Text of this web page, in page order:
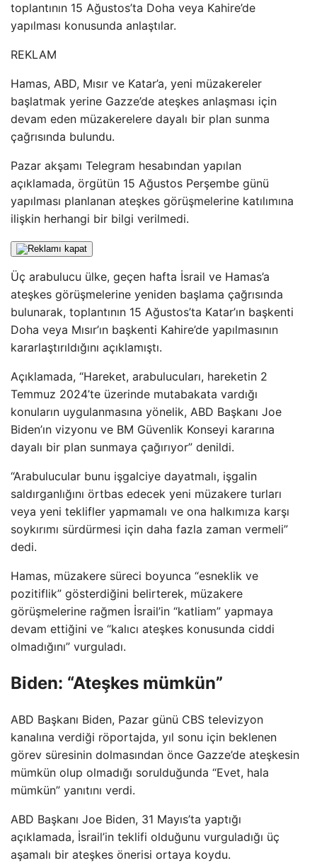
toplantının 15 Ağustos’ta Doha veya Kahire’de
yapılması konusunda anlaştılar.
REKLAM
Hamas, ABD, Mısır ve Katar’a, yeni müzakereler
başlatmak yerine Gazze’de ateşkes anlaşması için
devam eden müzakerelere dayalı bir plan sunma
çağrısında bulundu.
Pazar akşamı Telegram hesabından yapılan
açıklamada, örgütün 15 Ağustos Perşembe günü
yapılması planlanan ateşkes görüşmelerine katılımına
ilişkin herhangi bir bilgi verilmedi.
Üç arabulucu ülke, geçen hafta İsrail ve Hamas’a
ateşkes görüşmelerine yeniden başlama çağrısında
bulunarak, toplantının 15 Ağustos’ta Katar’ın başkenti
Doha veya Mısır’ın başkenti Kahire’de yapılmasının
kararlaştırıldığını açıklamıştı.
Açıklamada, “Hareket, arabulucuları, hareketin 2
Temmuz 2024’te üzerinde mutabakata vardığı
konuların uygulanmasına yönelik, ABD Başkanı Joe
Biden’ın vizyonu ve BM Güvenlik Konseyi kararına
dayalı bir plan sunmaya çağırıyor” denildi.
“Arabulucular bunu işgalciye dayatmalı, işgalin
saldırganlığını örtbas edecek yeni müzakere turları
veya yeni teklifler yapmamalı ve ona halkımıza karşı
soykırımı sürdürmesi için daha fazla zaman vermeli”
dedi.
Hamas, müzakere süreci boyunca “esneklik ve
pozitiflik” gösterdiğini belirterek, müzakere
görüşmelerine rağmen İsrail’in “katliam” yapmaya
devam ettiğini ve “kalıcı ateşkes konusunda ciddi
olmadığını” vurguladı.
Biden: “Ateşkes mümkün”
ABD Başkanı Biden, Pazar günü CBS televizyon
kanalına verdiği röportajda, yıl sonu için beklenen
görev süresinin dolmasından önce Gazze’de ateşkesin
mümkün olup olmadığı sorulduğunda “Evet, hala
mümkün” yanıtını verdi.
ABD Başkanı Joe Biden, 31 Mayıs’ta yaptığı
açıklamada, İsrail’in teklifi olduğunu vurguladığı üç
aşamalı bir ateşkes önerisi ortaya koydu.